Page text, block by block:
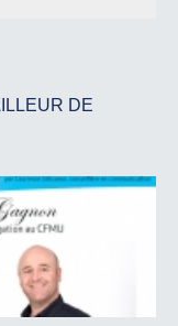
DE